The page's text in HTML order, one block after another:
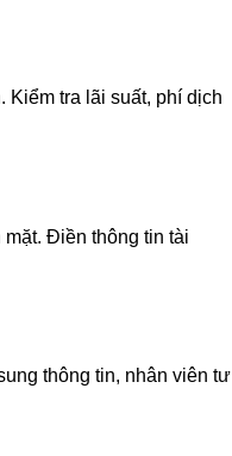
Kiểm tra lãi suất, phí dịch
Điền thông tin tài
thông tin, nhân viên tư